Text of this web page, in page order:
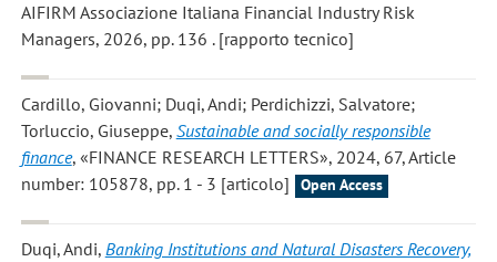
AIFIRM Associazione Italiana Financial Industry Risk
Managers, 2026, pp. 136 . [rapporto tecnico]
Cardillo, Giovanni; Duqi, Andi; Perdichizzi, Salvatore;
Torluccio, Giuseppe, Sustainable and socially responsible
finance, «FINANCE RESEARCH LETTERS», 2024, 67, Article
number: 105878, pp. 1 - 3 [articolo]
Open Access
Duqi, Andi, Banking Institutions and Natural Disasters Recovery,